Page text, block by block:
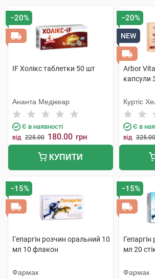
−20%
IF Холікс таблетки 50 шт
Ананта Медікеар
Є в наявності
від 225.00 180.00 грн
КУПИТИ
−20%
NEW
Arbor
капсули
Куртіс
Є в
від 325.00
−15%
Гепаргін розчин оральний 10
мл 10 флакон
Фармак
−15%
мл 20
Фармак